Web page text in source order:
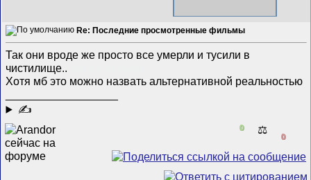
Re: Последние просмотренные фильмы
Так они вроде же просто все умерли и тусили в
чистилище..
Хотя мб это можно назвать альтернативной реальностью
✍
0 ⚖️
0